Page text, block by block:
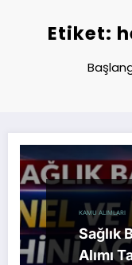
Etiket:
KAMU ALIMLARI
Sağlık
Alımı